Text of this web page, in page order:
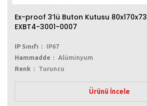
Ex-proof 3’lü Buton Kutusu 80x170x73
EXBT4-3001-0007
IP Sınıfı
IP67
Hammadde
Alüminyum
Renk
Turuncu
Ürünü İncele